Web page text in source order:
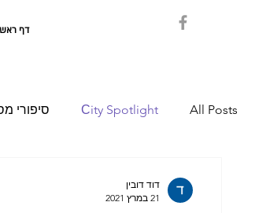
דף
All Posts
Сity Spotlight סיפורי
דוד דובין
21 במרץ 2021